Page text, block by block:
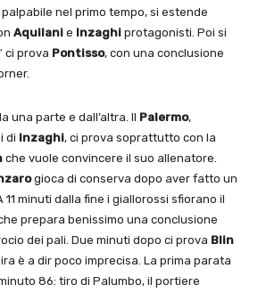
nel primo tempo, si estende
Aquilani e Inzaghi protagonisti. Poi si
ci prova Pontisso, con una conclusione
una parte e dall’altra. Il Palermo,
di Inzaghi, ci prova soprattutto con la
che vuole convincere il suo allenatore.
gioca di conserva dopo aver fatto un
minuti dalla fine i giallorossi sfiorano il
prepara benissimo una conclusione
dei pali. Due minuti dopo ci prova Blin
è a dir poco imprecisa. La prima parata
86: tiro di Palumbo, il portiere